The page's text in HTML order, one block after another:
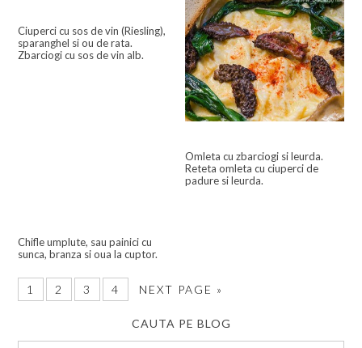
Ciuperci cu sos de vin (Riesling),
sparanghel si ou de rata.
Zbarciogi cu sos de vin alb.
Omleta cu zbarciogi si leurda.
Reteta omleta cu ciuperci de
padure si leurda.
Chifle umplute, sau painici cu
sunca, branza si oua la cuptor.
1 2 3 4 NEXT PAGE »
CAUTA PE BLOG